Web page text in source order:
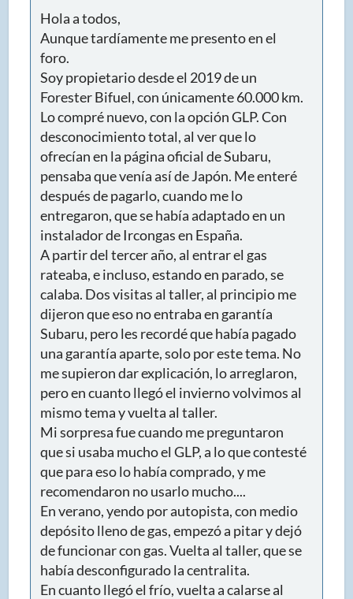
Hola a todos,
Aunque tardíamente me presento en el
foro.
Soy propietario desde el 2019 de un
Forester Bifuel, con únicamente 60.000 km.
Lo compré nuevo, con la opción GLP. Con
desconocimiento total, al ver que lo
ofrecían en la página oficial de Subaru,
pensaba que venía así de Japón. Me enteré
después de pagarlo, cuando me lo
entregaron, que se había adaptado en un
instalador de Ircongas en España.
A partir del tercer año, al entrar el gas
rateaba, e incluso, estando en parado, se
calaba. Dos visitas al taller, al principio me
dijeron que eso no entraba en garantía
Subaru, pero les recordé que había pagado
una garantía aparte, solo por este tema. No
me supieron dar explicación, lo arreglaron,
pero en cuanto llegó el invierno volvimos al
mismo tema y vuelta al taller.
Mi sorpresa fue cuando me preguntaron
que si usaba mucho el GLP, a lo que contesté
que para eso lo había comprado, y me
recomendaron no usarlo mucho....
En verano, yendo por autopista, con medio
depósito lleno de gas, empezó a pitar y dejó
de funcionar con gas. Vuelta al taller, que se
había desconfigurado la centralita.
En cuanto llegó el frío, vuelta a calarse al